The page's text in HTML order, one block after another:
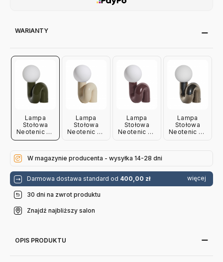
WARIANTY
Lampa
Stołowa
Neotenic 26
Cm Zielona
Lampa
Stołowa
Neotenic 26
Lampa
Stołowa
Neotenic 26
Lampa
Stołowa
Neotenic 26
W magazynie producenta - wysyłka 14-28 dni
Darmowa dostawa standard od 400,00 zł więcej
30 dni na zwrot produktu
Znajdź najbliższy salon
OPIS PRODUKTU